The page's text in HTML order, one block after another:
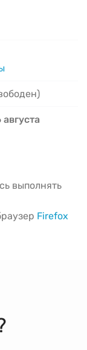
августа
выполнять
Firefox